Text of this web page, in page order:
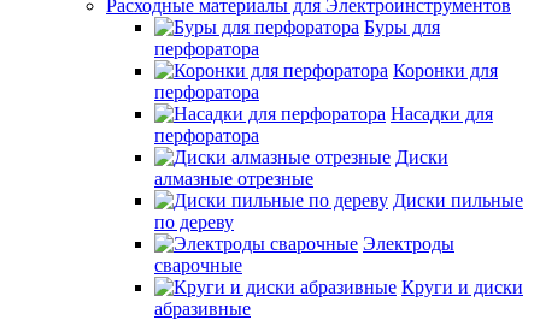
Расходные материалы для Электроинструментов
Буры для
перфоратора
Коронки для
перфоратора
Насадки для
перфоратора
Диски
алмазные отрезные
Диски пильные
по дереву
Электроды
сварочные
Круги и диски
абразивные